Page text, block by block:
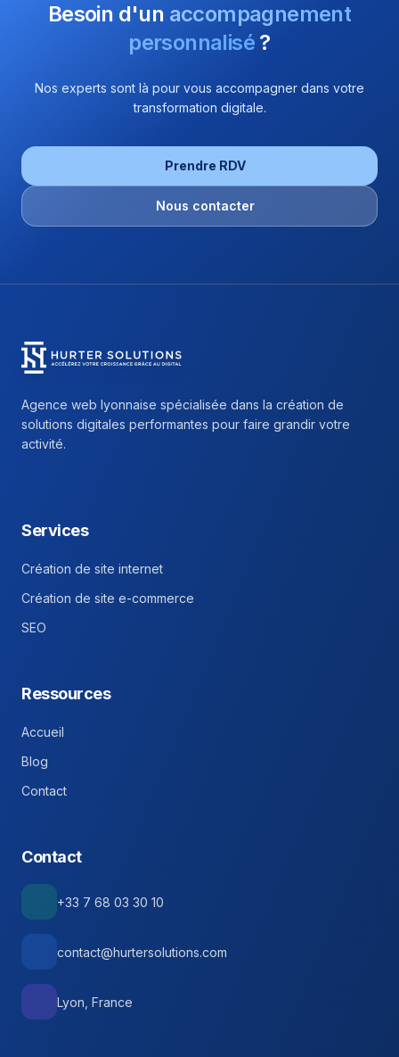
Besoin d'un accompagnement
personnalisé ?
Nos experts sont là pour vous accompagner dans votre
transformation digitale.
Prendre RDV
Nous contacter
Agence web lyonnaise spécialisée dans la création de
solutions digitales performantes pour faire grandir votre
activité.
Services
Création de site internet
Création de site e-commerce
SEO
Ressources
Accueil
Blog
Contact
Contact
+33 7 68 03 30 10
contact@hurtersolutions.com
Lyon, France